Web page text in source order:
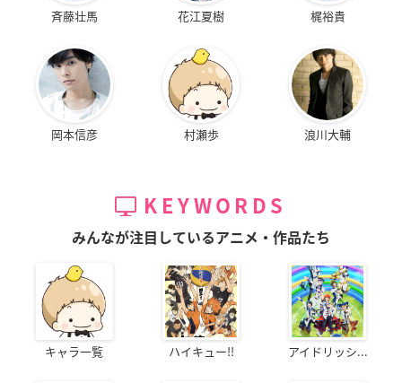
斉藤壮馬 花江夏樹 梶裕貴
岡本信彦 村瀬歩 浪川大輔
KEYWORDS
みんなが注目しているアニメ・作品たち
キャラ一覧 ハイキュー!! アイドリッシ...